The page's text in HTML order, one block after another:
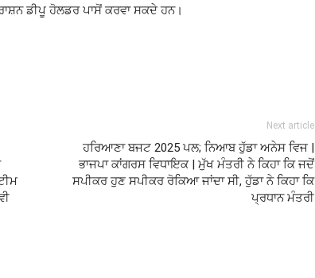
ਡੀਪੂ ਹੋਲਡਰ ਪਾਸੋਂ ਕਰਵਾ ਸਕਦੇ ਹਨ।
Next article
ਹਰਿਆਣਾ ਬਜਟ 2025 ਪਲ; ਨਿਆਬ ਹੁੱਡਾ ਅਨੇਸ ਵਿਜ |
ਭਾਜਪਾ ਕਾਂਗਰਸ ਵਿਧਾਇਕ | ਮੁੱਖ ਮੰਤਰੀ ਨੇ ਕਿਹਾ ਕਿ ਜਦੋਂ
ਸਪੀਕਰ ਹੁਣ ਸਪੀਕਰ ਰੋਕਿਆ ਜਾਂਦਾ ਸੀ, ਹੁੱਡਾ ਨੇ ਕਿਹਾ ਕਿ
ਪ੍ਰਧਾਨ ਮੰਤਰੀ